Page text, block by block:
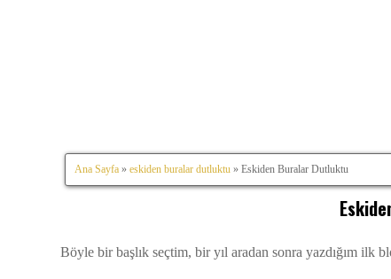
Ana Sayfa » eskiden buralar dutluktu » Eskiden Buralar Dutluktu
Böyle bir başlık seçtim, bir yıl aradan sonra yazdığım ilk